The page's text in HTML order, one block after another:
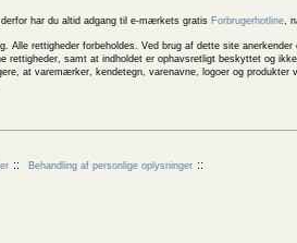
har du altid adgang til e-mærkets gratis Forbrugerhotline,
Alle rettigheder forbeholdes. Ved brug af dette site
rettigheder, samt at indholdet er ophavsretligt beskyttet og
at varemærker, kendetegn, varenavne, logoer og
Behandling af personlige oplysninger